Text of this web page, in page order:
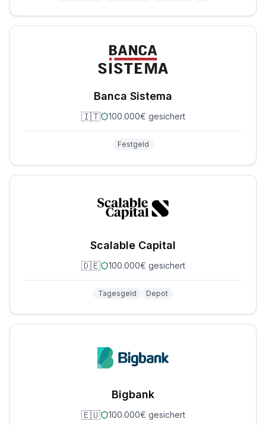
Banca Sistema
🇮🇹 100.000€ gesichert
Festgeld
Scalable Capital
🇩🇪 100.000€ gesichert
Tagesgeld Depot
Bigbank
🇪🇺 100.000€ gesichert